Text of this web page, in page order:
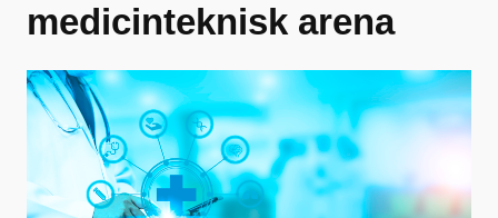
medicinteknisk arena